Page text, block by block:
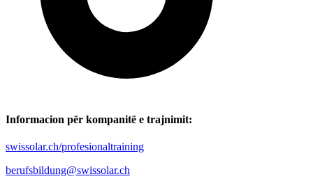
Informacion për kompanitë e trajnimit:
swissolar.ch/profesionaltraining
berufsbildung@swissolar.ch